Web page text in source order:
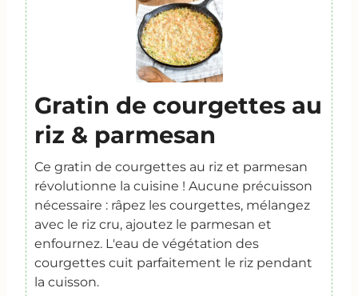
Gratin de courgettes au
riz & parmesan
Ce gratin de courgettes au riz et parmesan
révolutionne la cuisine ! Aucune précuisson
nécessaire : râpez les courgettes, mélangez
avec le riz cru, ajoutez le parmesan et
enfournez. L'eau de végétation des
courgettes cuit parfaitement le riz pendant
la cuisson.